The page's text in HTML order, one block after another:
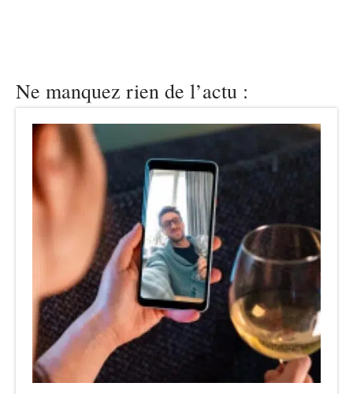
Ne manquez rien de l’actu :